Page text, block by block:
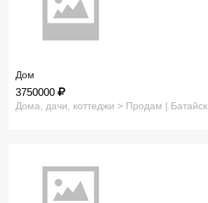
Дом
3750000
Дома, дачи, коттеджи > Продам | Батайск